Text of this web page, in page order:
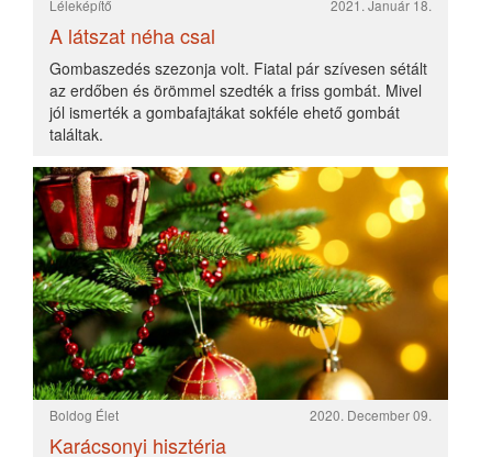
Boldog Élet 2020. December 09.
Karácsonyi hisztéria
Lehet-e feszültség Isten egyházában? Elvárható-e,
hogy mindent egyformán lássunk? Ha nem, hogyan
viszonyuljunk azokhoz, akik más álláspontot
képviselnek?